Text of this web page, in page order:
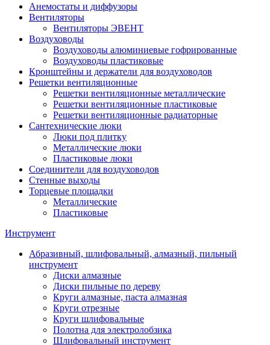
Анемостаты и диффузоры
Вентиляторы
Вентиляторы ЭВЕНТ
Воздуховоды
Воздуховоды алюминиевые гофрированные
Воздуховоды пластиковые
Кронштейны и держатели для воздуховодов
Решетки вентиляционные
Решетки вентиляционные металлические
Решетки вентиляционные пластиковые
Решетки вентиляционные радиаторные
Сантехнические люки
Люки под плитку
Металлические люки
Пластиковые люки
Соединители для воздуховодов
Стенные выходы
Торцевые площадки
Металлические
Пластиковые
Инструмент
Абразивный, шлифовальный, алмазный, пильный
инструмент
Диски алмазные
Диски пильные по дереву
Круги алмазные, паста алмазная
Круги отрезные
Круги шлифовальные
Полотна для электролобзика
Шлифовальный инструмент